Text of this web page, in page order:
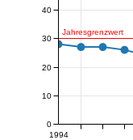
Jahresgrenzwert
1994
0
10
20
30
40